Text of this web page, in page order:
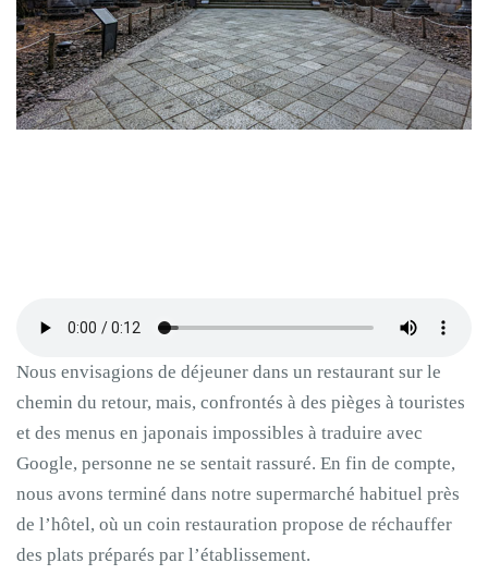
Nous envisagions de déjeuner dans un restaurant sur le
chemin du retour, mais, confrontés à des pièges à touristes
et des menus en japonais impossibles à traduire avec
Google, personne ne se sentait rassuré. En fin de compte,
nous avons terminé dans notre supermarché habituel près
de l’hôtel, où un coin restauration propose de réchauffer
des plats préparés par l’établissement.